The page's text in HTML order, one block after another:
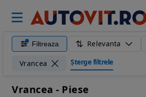
Filtreaza Relevanta
Vrancea Șterge filtrele
Vrancea - Piese